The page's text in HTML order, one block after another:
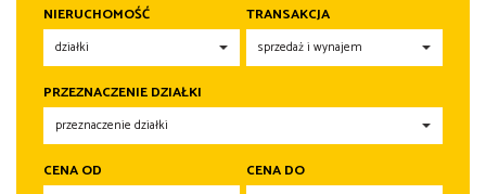
NIERUCHOMOŚĆ TRANSAKCJA
PRZEZNACZENIE DZIAŁKI
CENA OD CENA DO